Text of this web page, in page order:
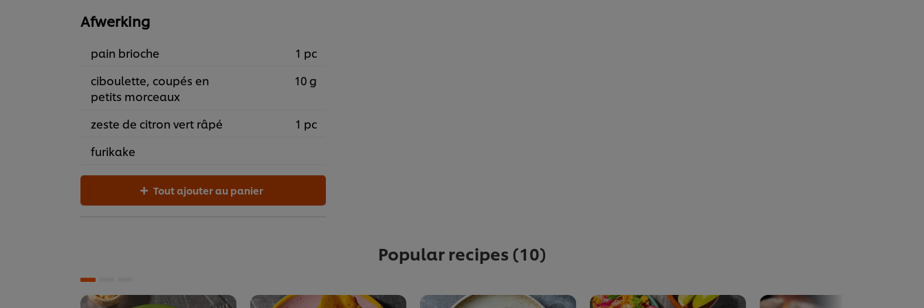
Afwerking
pain brioche
1 pc
ciboulette, coupés en
petits morceaux
10 g
zeste de citron vert râpé
1 pc
furikake
Tout ajouter au panier
Popular recipes (10)